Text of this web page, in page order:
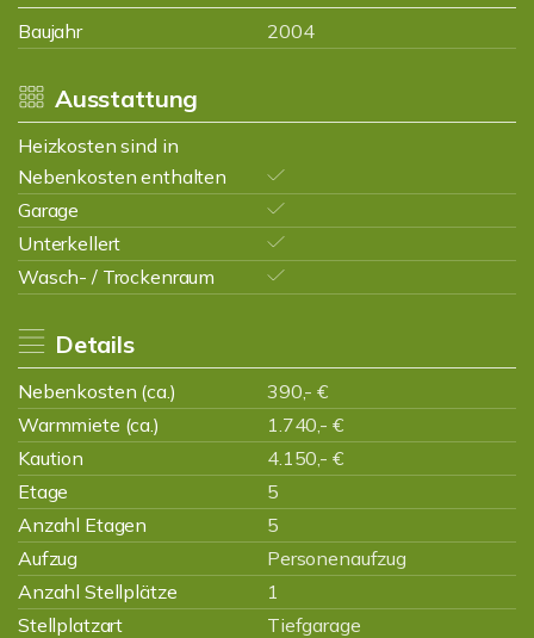
Baujahr 2004
Ausstattung
Heizkosten sind in
Nebenkosten enthalten
Garage
Unterkellert
Wasch- / Trockenraum
Details
Nebenkosten (ca.)
390,- €
Warmmiete (ca.)
1.740,- €
Kaution
4.150,- €
Etage
5
Anzahl Etagen
5
Aufzug
Personenaufzug
Anzahl Stellplätze
1
Stellplatzart
Tiefgarage